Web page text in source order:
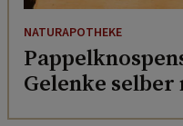
NATURAPOTHEKE
Gelenke selber